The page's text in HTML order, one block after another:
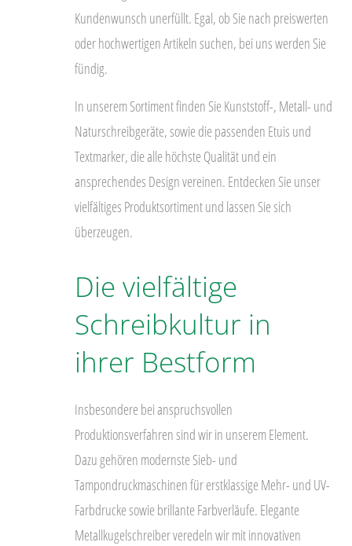
Kundenwunsch unerfüllt. Egal, ob Sie nach preiswerten
oder hochwertigen Artikeln suchen, bei uns werden Sie
fündig.
In unserem Sortiment finden Sie Kunststoff-, Metall- und
Naturschreibgeräte, sowie die passenden Etuis und
Textmarker, die alle höchste Qualität und ein
ansprechendes Design vereinen. Entdecken Sie unser
vielfältiges Produktsortiment und lassen Sie sich
überzeugen.
Die vielfältige
Schreibkultur in
ihrer Bestform
Insbesondere bei anspruchsvollen
Produktionsverfahren sind wir in unserem Element.
Dazu gehören modernste Sieb- und
Tampondruckmaschinen für erstklassige Mehr- und UV-
Farbdrucke sowie brillante Farbverläufe. Elegante
Metallkugelschreiber veredeln wir mit innovativen